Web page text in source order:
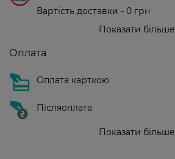
Вартість доставки - 0 грн
Показати більше
Оплата
Оплата карткою
Післяоплата
Показати більше